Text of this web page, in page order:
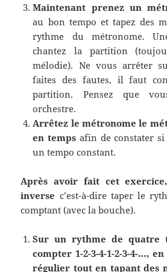
Maintenant prenez un
au bon tempo et tapez des
rythme du métronome.
chantez la partition
mélodie). Ne vous arrêter
faites des fautes, il faut
partition. Pensez que
orchestre.
Arrêtez le métronome le
en temps afin de constater
un tempo constant.
Après avoir fait cet
inverse c’est-à-dire taper le
comptant (avec la bouche).
Sur un rythme de quatre
compter 1-2-3-4-1-2-3-4-…,
régulier tout en tapant des